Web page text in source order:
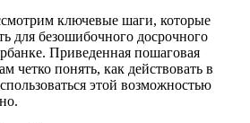
ключевые шаги, которые
для безошибочного досрочного
Приведенная пошаговая
четко понять, как действовать в
этой возможностью